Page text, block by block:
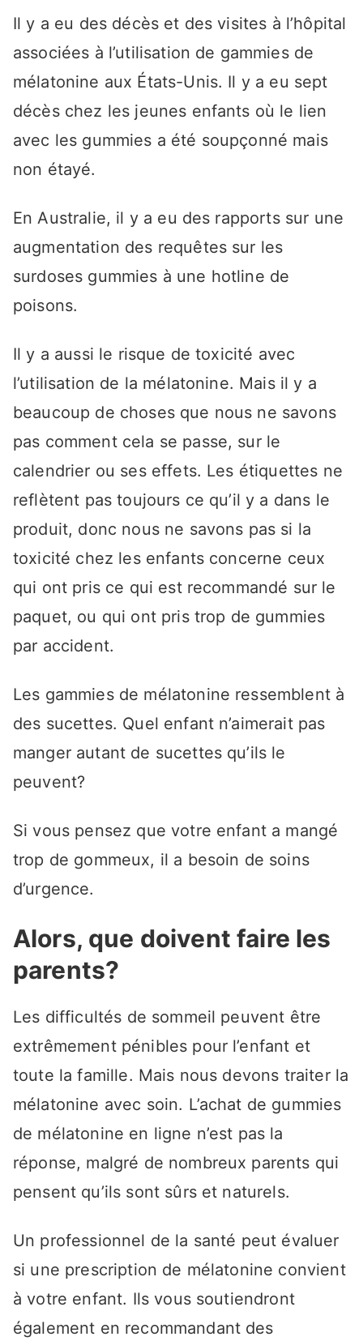
Il y a eu des décès et des visites à l’hôpital
associées à l’utilisation de gammies de
mélatonine aux États-Unis. Il y a eu sept
décès chez les jeunes enfants où le lien
avec les gummies a été soupçonné mais
non étayé.
En Australie, il y a eu des rapports sur une
augmentation des requêtes sur les
surdoses gummies à une hotline de
poisons.
Il y a aussi le risque de toxicité avec
l’utilisation de la mélatonine. Mais il y a
beaucoup de choses que nous ne savons
pas comment cela se passe, sur le
calendrier ou ses effets. Les étiquettes ne
reflètent pas toujours ce qu’il y a dans le
produit, donc nous ne savons pas si la
toxicité chez les enfants concerne ceux
qui ont pris ce qui est recommandé sur le
paquet, ou qui ont pris trop de gummies
par accident.
Les gammies de mélatonine ressemblent à
des sucettes. Quel enfant n’aimerait pas
manger autant de sucettes qu’ils le
peuvent?
Si vous pensez que votre enfant a mangé
trop de gommeux, il a besoin de soins
d’urgence.
Alors, que doivent faire les
parents?
Les difficultés de sommeil peuvent être
extrêmement pénibles pour l’enfant et
toute la famille. Mais nous devons traiter la
mélatonine avec soin. L’achat de gummies
de mélatonine en ligne n’est pas la
réponse, malgré de nombreux parents qui
pensent qu’ils sont sûrs et naturels.
Un professionnel de la santé peut évaluer
si une prescription de mélatonine convient
à votre enfant. Ils vous soutiendront
également en recommandant des